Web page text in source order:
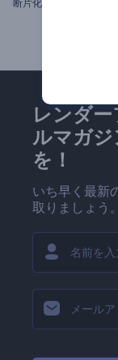
レンダ
ルマガ
を！
いち早く最新
取りましょう。